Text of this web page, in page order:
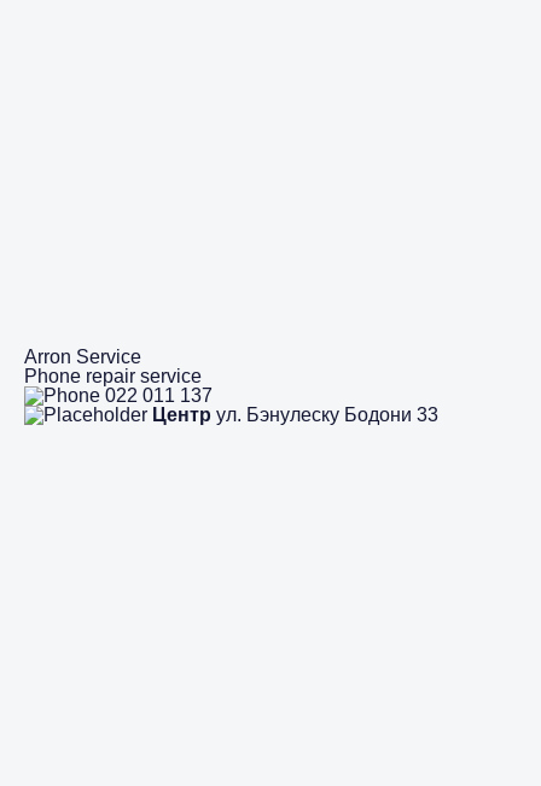
Arron Service
Phone repair service
022 011 137
Центр ул. Бэнулеску Бодони 33